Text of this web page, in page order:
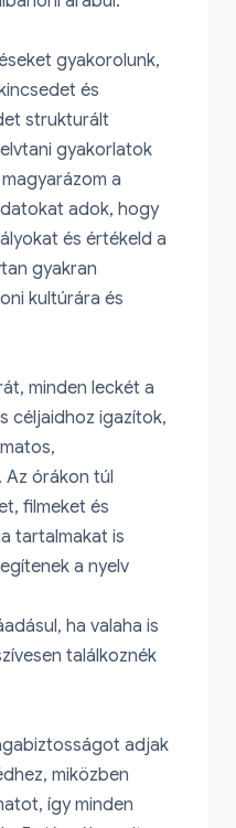
gyakorolunk,
és
strukturált
gyakorlatok
a
adok, hogy
és értékeld a
gyakran
kultúrára és
minden leckét a
céljaidhoz igazítok,
órákon túl
filmeket és
tartalmakat is
a nyelv
ha valaha is
találkoznék
adjak
miközben
így minden